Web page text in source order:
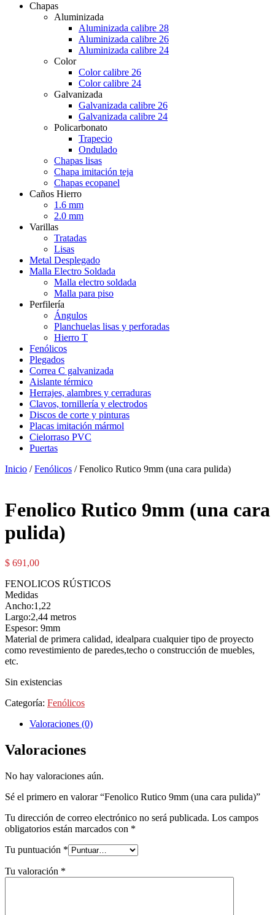
Chapas
Aluminizada
Aluminizada calibre 28
Aluminizada calibre 26
Aluminizada calibre 24
Color
Color calibre 26
Color calibre 24
Galvanizada
Galvanizada calibre 26
Galvanizada calibre 24
Policarbonato
Trapecio
Ondulado
Chapas lisas
Chapa imitación teja
Chapas ecopanel
Caños Hierro
1.6 mm
2.0 mm
Varillas
Tratadas
Lisas
Metal Desplegado
Malla Electro Soldada
Malla electro soldada
Malla para piso
Perfilería
Ángulos
Planchuelas lisas y perforadas
Hierro T
Fenólicos
Plegados
Correa C galvanizada
Aislante térmico
Herrajes, alambres y cerraduras
Clavos, tornillería y electrodos
Discos de corte y pinturas
Placas imitación mármol
Cielorraso PVC
Puertas
Inicio /Fenólicos / Fenolico Rutico 9mm (una cara pulida)
Fenolico Rutico 9mm (una cara
pulida)
$ 691,00
FENOLICOS RÚSTICOS
Medidas
Ancho:1,22
Largo:2,44 metros
Espesor: 9mm
Material de primera calidad, idealpara cualquier tipo de proyecto
como revestimiento de paredes,techo o construcción de muebles,
etc.
Sin existencias
Categoría: Fenólicos
Valoraciones (0)
Valoraciones
No hay valoraciones aún.
Sé el primero en valorar “Fenolico Rutico 9mm (una cara pulida)”
Tu dirección de correo electrónico no será publicada. Los campos
obligatorios están marcados con *
Tu puntuación *
Tu valoración *